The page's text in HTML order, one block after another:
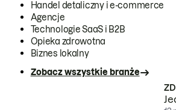
Handel detaliczny i e-commerce
Agencje
Technologie SaaS i B2B
Opieka zdrowotna
Biznes lokalny
Zobacz wszystkie branże